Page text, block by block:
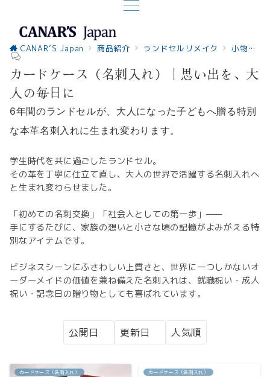
CANAR’S Japan 商品紹介 ランドセルリメイク 小物系
カードケース（名刺入れ）｜思い出を、大
人の毎日に
6年間のランドセルが、大人になった子どもへ贈る特別
な本革名刺入れに生まれ変わります。
学生時代を共に過ごしたランドセル。
その革を丁寧に仕立て直し、大人の世界で活躍する名刺入れへ
と生まれ変わらせました。
「初めての名刺交換」「社会人としての第一歩」——
手にするたびに、家族の想いと小さな頃の記憶がよみがえる特
別なアイテムです。
ビジネスシーンにふさわしい上質さと、世界に一つしかないオ
ーダーメイドの価値を兼ね備えた名刺入れは、就職祝い・成人
祝い・記念日の贈り物としても喜ばれています。
カードケース（名刺入れ） カードケース（名刺入れ）